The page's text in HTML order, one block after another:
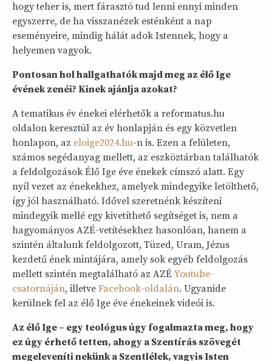
hogy teher is, mert fárasztó tud lenni ennyi minden
egyszerre, de ha visszanézek esténként a nap
eseményeire, mindig hálát adok Istennek, hogy a
helyemen vagyok.
Pontosan hol hallgathatók majd meg az élő Ige
évének zenéi? Kinek ajánlja azokat?
A tematikus év énekei elérhetők a reformatus.hu
oldalon keresztül az év honlapján és egy közvetlen
honlapon, az eloige2024.hu-n is. Ezen a felületen,
számos segédanyag mellett, az eszköztárban találhatók
a feldolgozások Élő Ige éve énekek címszó alatt. Egy
nyíl vezet az énekekhez, amelyek mindegyike letölthető,
így jól használható. Idővel szeretnénk készíteni
mindegyik mellé egy kivetíthető segítséget is, nem a
hagyományos AZÉ-vetítésekhez hasonlóan, hanem a
szintén általunk feldolgozott, Tüzed, Uram, Jézus
kezdetű ének mintájára, amely sok egyéb feldolgozás
mellett szintén megtalálható az AZÉ Youtube-
csatornáján, illetve Facebook-oldalán. Ugyanide
kerülnek fel az élő Ige éve énekeinek videói is.
Az élő Ige – egy teológus úgy fogalmazta meg, hogy
ez úgy érhető tetten, ahogy a Szentírás szövegét
megeleveníti nekünk a Szentlélek, vagyis Isten